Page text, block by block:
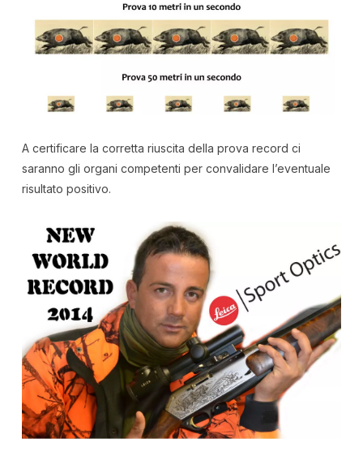
A certificare la corretta riuscita della prova record ci
saranno gli organi competenti per convalidare l’eventuale
risultato positivo.